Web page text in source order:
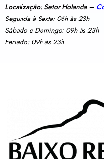
Localização: Setor Holanda –
Segunda à Sexta: 06h às 23h
Sábado e Domingo: 09h às 23h
Feriado: 09h às 23h